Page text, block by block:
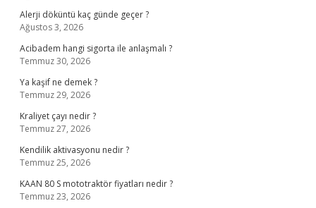
Alerji döküntü kaç günde geçer ?
Ağustos 3, 2026
Acibadem hangi sigorta ile anlaşmalı ?
Temmuz 30, 2026
Ya kaşif ne demek ?
Temmuz 29, 2026
Kraliyet çayı nedir ?
Temmuz 27, 2026
Kendilik aktivasyonu nedir ?
Temmuz 25, 2026
KAAN 80 S mototraktör fiyatları nedir ?
Temmuz 23, 2026